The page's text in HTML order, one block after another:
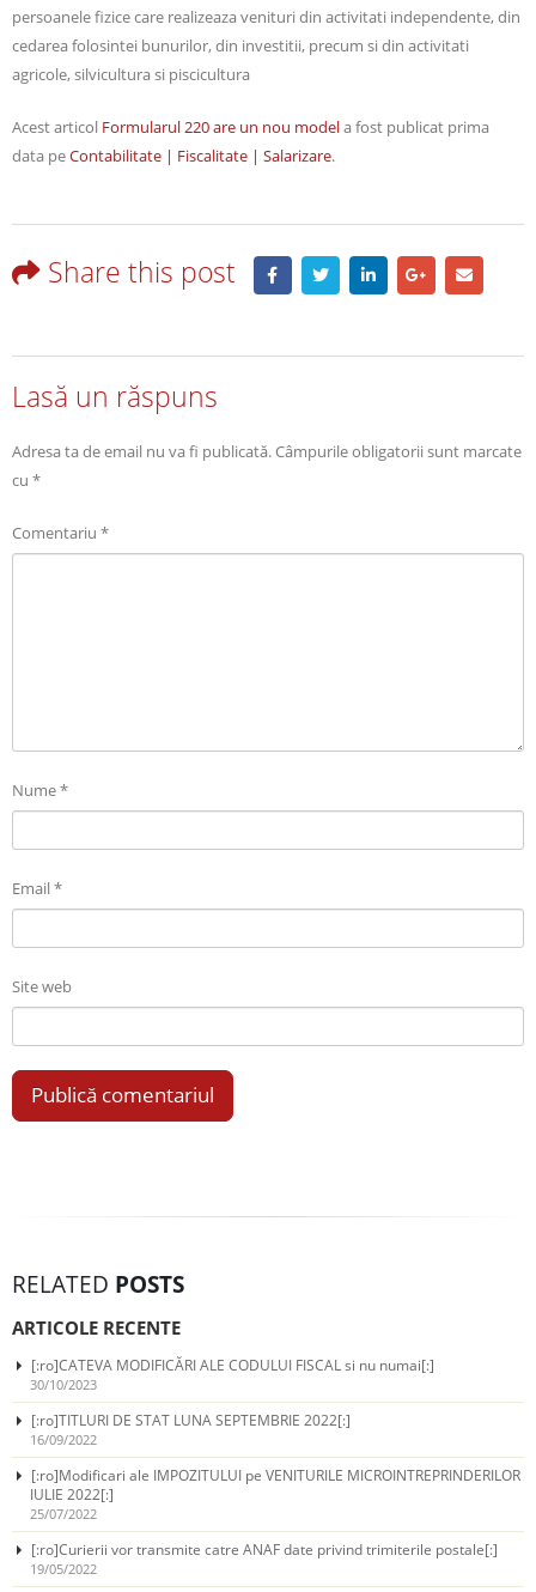
persoanele fizice care realizeaza venituri din activitati independente, din
cedarea folosintei bunurilor, din investitii, precum si din activitati
agricole, silvicultura si piscicultura
Acest articol Formularul 220 are un nou modela fost publicat prima
data peContabilitate | Fiscalitate | Salarizare.
Share this post
Lasă un răspuns
Adresa ta de email nu va fi publicată.Câmpurile obligatorii sunt marcate
cu *
Comentariu *
Nume*
Email*
Site web
RELATED POSTS
ARTICOLE RECENTE
[:ro]CATEVA MODIFICĂRI ALE CODULUI FISCAL si nu numai[:]
30/10/2023
[:ro]TITLURI DE STAT LUNA SEPTEMBRIE 2022[:]
16/09/2022
[:ro]Modificari ale IMPOZITULUI pe VENITURILE MICROINTREPRINDERILOR
IULIE 2022[:]
25/07/2022
[:ro]Curierii vor transmite catre ANAF date privind trimiterile postale[:]
19/05/2022